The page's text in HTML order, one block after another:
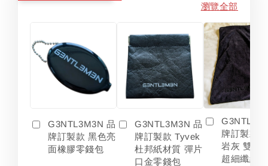
瀏覽全部
G3NTL3M3N 品
牌訂製款 黑色亮
面橡膠零錢包
G3NTL3M3N 品
牌訂製款 Tyvek
杜邦紙材質 彈片
口金零錢包
牌訂製款
岩灰 雙色
超細纖維